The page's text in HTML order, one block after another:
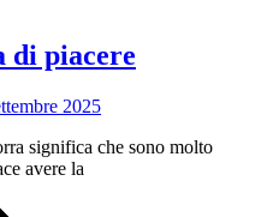
di piacere
2025
significa che sono molto
avere la